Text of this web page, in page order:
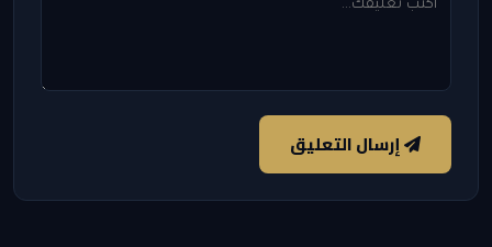
إرسال التعليق